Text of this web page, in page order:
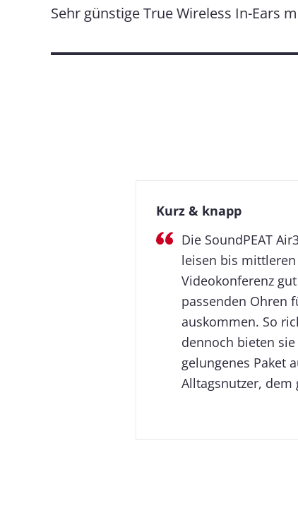
Sehr günstige True Wireless In-Ears
Kurz & knapp
Die SoundPEAT
leisen bis
Videokonferenz
passenden Ohren
auskommen. So
dennoch bieten
gelungenes Paket
Alltagsnutzer,